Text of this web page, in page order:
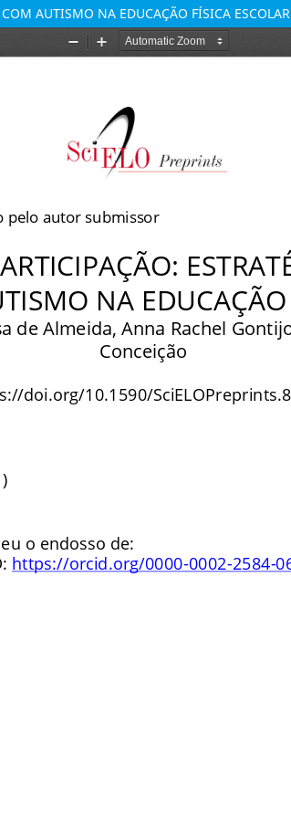
AUTISMO NA EDUCAÇÃO FÍSICA ESCOLAR